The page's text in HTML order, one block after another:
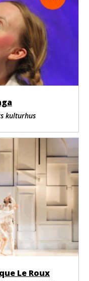
kulturhus
Le Roux